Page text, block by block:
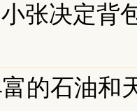
张决定背
的石油和